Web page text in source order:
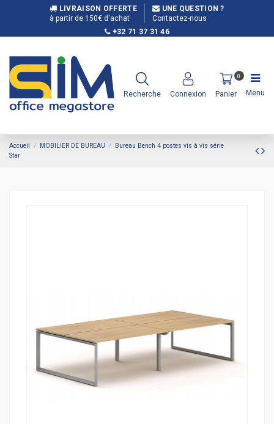
LIVRAISON OFFERTE
à partir de 150€ d'achat
UNE QUESTION ?
Contactez-nous
+32 71 37 31 46
Recherche Connexion
0
Panier Menu
Accueil MOBILIER DE BUREAU
Bureau Bench 4 postes vis à vis série
Star